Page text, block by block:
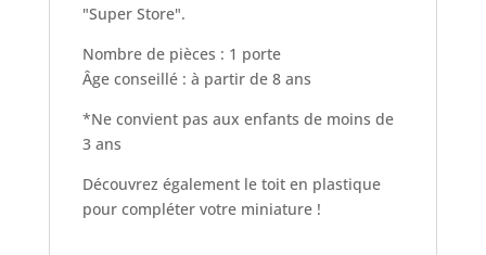
"Super Store".
Nombre de pièces : 1 porte
Âge conseillé : à partir de 8 ans
*Ne convient pas aux enfants de moins de
3 ans
Découvrez également le toit en plastique
pour compléter votre miniature !